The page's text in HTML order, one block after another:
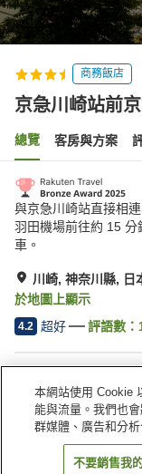
商務飯店
京急川崎站前
總覽 客房與方案
與京急川崎站直接相
羽田機場前往約 15 分
車。
川崎, 神奈川縣, 日
於地圖上顯示
4.2 超好 評語數：
無線網路
指定吸菸區
日本 神奈川
本網站使用 Cookie
能與流量。我們也
群媒體、廣告和分析
不要銷售我